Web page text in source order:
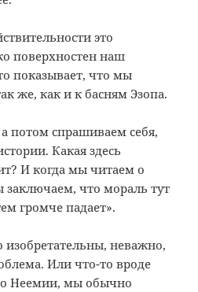
это
поверхностен наш
показывает, что мы
же, как и к басням Эзопа.
потом спрашиваем себя,
Какая здесь
И когда мы читаем о
что мораль тут
громче падает».
изобретательны, неважно,
Или что-то вроде
Неемии, мы обычно